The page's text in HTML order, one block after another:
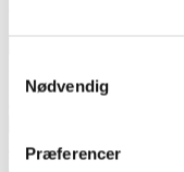
Nødvendig
Præferencer